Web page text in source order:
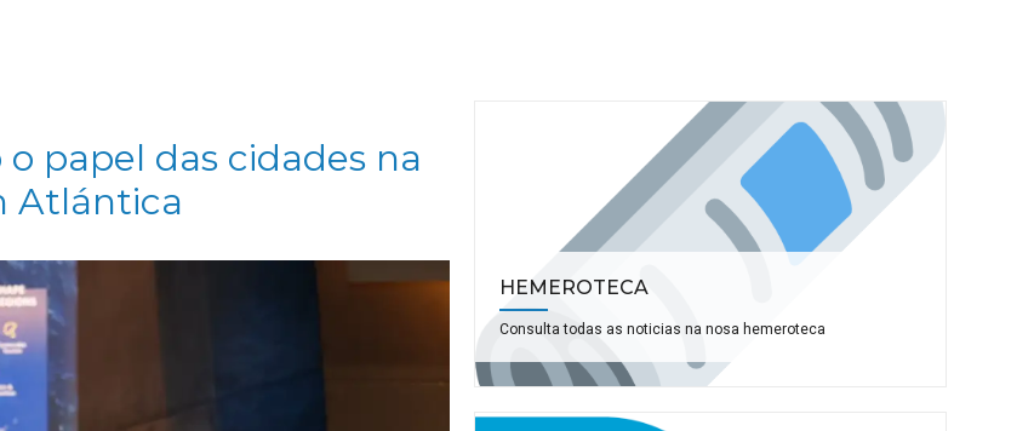
papel das cidades na
Atlántica
HEMEROTECA
Consulta todas as noticias na nosa hemeroteca